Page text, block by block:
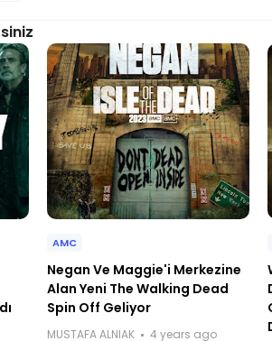
AMC
Negan Ve Maggie'i Merkezine
Alan Yeni The Walking Dead
Spin Off Geliyor
MUSTAFA ALNIAK 4 years ago